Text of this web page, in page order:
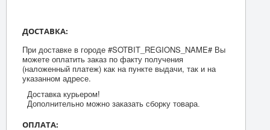
ДОСТАВКА:
При доставке в городе #SOTBIT_REGIONS_NAME# Вы
можете оплатить заказ по факту получения
(наложенный платеж) как на пункте выдачи, так и на
указанном адресе.
Доставка курьером!
Дополнительно можно заказать сборку товара.
ОПЛАТА: